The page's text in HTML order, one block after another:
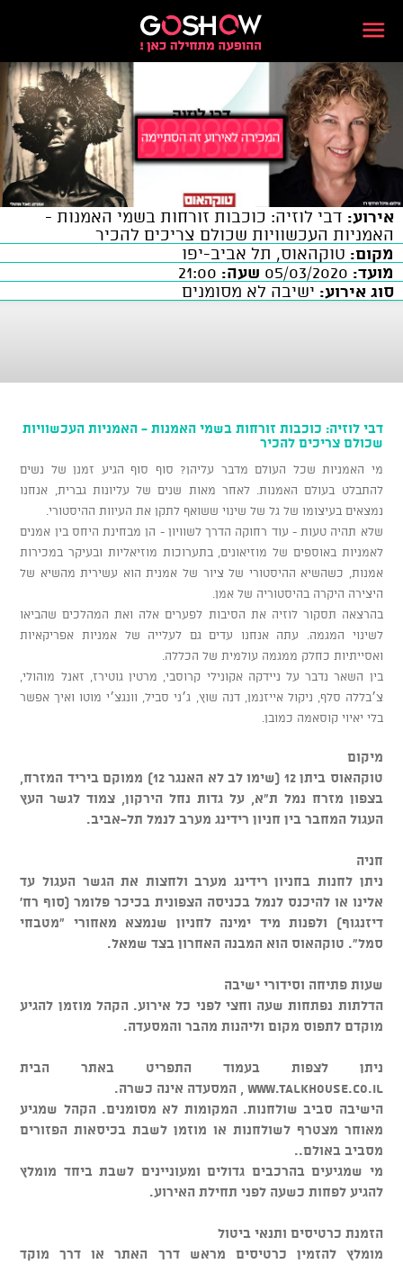
אירוע: דבי לוזיה: כוכבות זורחות בשמי האמנות -
האמניות העכשוויות שכולם צריכים להכיר
מקום: טוקהאוס, תל אביב-יפו
מועד:
שעה:
סוג אירוע: ישיבה לא מסומנים
דבי לוזיה: כוכבות זורחות בשמי האמנות - האמניות העכשוויות
שכולם צריכים להכיר
מי האמניות שכל העולם מדבר עליהן? סוף סוף הגיע זמנן של נשים
להתבלט בעולם האמנות. לאחר מאות שנים של עליונות גברית, אנחנו
נמצאים בעיצומו של גל של שינוי ששואף לתקן את העיוות ההיסטורי.
שלא תהיה טעות - עוד רחוקה הדרך לשוויון - הן מבחינת היחס בין אמנים
לאמניות באוספים של מוזיאונים, בתערוכות מוזיאליות ובעיקר במכירות
אמנות, כשהשיא ההיסטורי של ציור של אמנית הוא עשירית מהשיא של
היצירה היקרה בהיסטוריה של אמן.
בהרצאה תסקור לוזיה את הסיבות לפערים אלה ואת המהלכים שהביאו
לשינוי המגמה. עתה אנחנו עדים גם לעלייה של אמניות אפריקאיות
ואסייתיות כחלק ממגמה עולמית של הכללה.
בין השאר נדבר על ניידקה אקונילי קרוסבי, מרטין גוטירז, זאנל מוהולי,
צ׳בללה סלף, ניקול אייזנמן, דנה שוץ, ג׳ני סביל, וונגצ׳י מוטו ואיך אפשר
בלי יאיוי קוסאמה כמובן.
מיקום
טוקהאוס ביתן 12 (שימו לב לא האנגר 12) ממוקם ביריד המזרח,
בצפון מזרח נמל ת"א, על גדות נחל הירקון, צמוד לגשר העץ
העגול המחבר בין חניון רידינג מערב לנמל תל-אביב.
חניה
ניתן לחנות בחניון רידינג מערב ולחצות את הגשר העגול עד
אלינו או להיכנס לנמל בכניסה הצפונית בכיכר פלומר (סוף רח'
דיזנגוף) ולפנות מיד ימינה לחניון שנמצא מאחורי "מטבחי
סמל". טוקהאוס הוא המבנה האחרון בצד שמאל.
שעות פתיחה וסידורי ישיבה
הדלתות נפתחות שעה וחצי לפני כל אירוע. הקהל מוזמן להגיע
מוקדם לתפוס מקום וליהנות מהבר והמסעדה.
ניתן לצפות בעמוד התפריט באתר הבית
www.talkhouse.co.il , המסעדה אינה כשרה.
הישיבה סביב שולחנות. המקומות לא מסומנים. הקהל שמגיע
מאוחר מצטרף לשולחנות או מוזמן לשבת בכיסאות הפזורים
מסביב באולם..
מי שמגיעים בהרכבים גדולים ומעוניינים לשבת ביחד מומלץ
להגיע לפחות כשעה לפני תחילת האירוע.
הזמנת כרטיסים ותנאי ביטול
מומלץ להזמין כרטיסים מראש דרך האתר או דרך מוקד